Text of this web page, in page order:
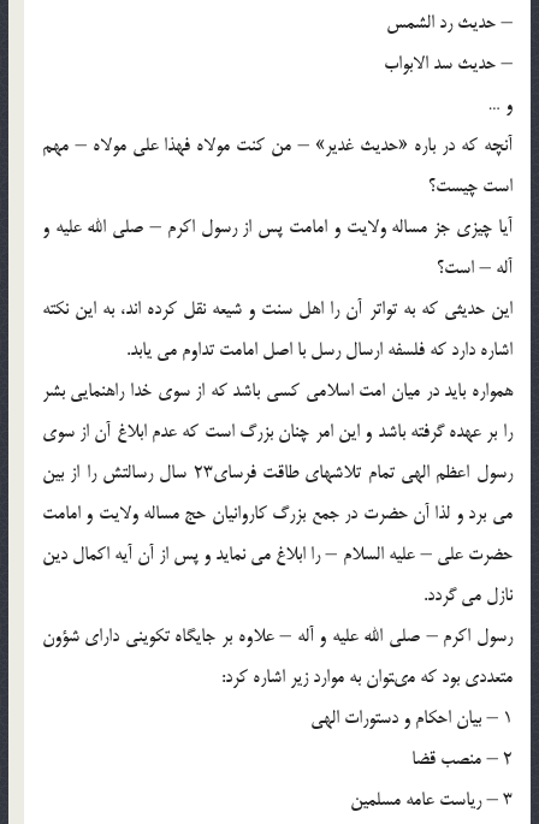
– حديث رد الشمس
– حديث ‏سد الابواب
و …
آنچه كه در باره «حديث غدير» – من كنت مولاه فهذا على مولاه – مهم
است چيست؟
آيا چيزى جز مساله ولايت و امامت پس از رسول اكرم – صلى الله عليه و
آله – است؟
اين حديثى كه به تواتر آن را اهل سنت و شيعه نقل كرده ‏اند، به اين نكته
اشاره دارد كه فلسفه ارسال رسل با اصل امامت تداوم می ‏يابد.
همواره بايد در ميان امت اسلامى كسى باشد كه از سوى خدا راهنمايى بشر
را بر عهده گرفته باشد و اين امر چنان بزرگ است كه عدم ابلاغ آن از سوى
رسول اعظم الهى تمام تلاشهاى طاقت ‏فرساى‏23 سال رسالتش را از بين
می ‏برد و لذا آن حضرت در جمع بزرگ كاروانيان حج مساله ولايت و امامت
‏حضرت على – عليه السلام – را ابلاغ می ‏نمايد و پس از آن آيه اكمال دين
نازل می ‏گردد.
رسول اكرم – صلى الله عليه و آله – علاوه بر جايگاه تكوينى داراى شؤون
متعددى بود كه مى‏توان به موارد زير اشاره كرد:
1 – بيان احكام و دستورات الهى
2 – منصب قضا
3 – رياست عامه مسلمين